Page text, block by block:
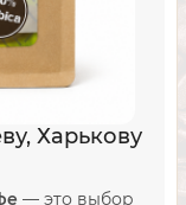
Харькову
— это выбор